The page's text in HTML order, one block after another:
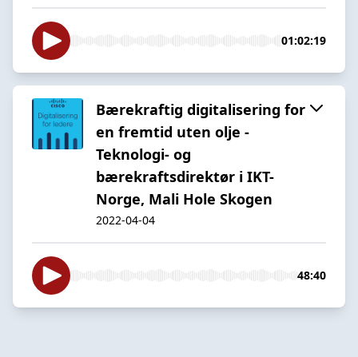
01:02:19
Bærekraftig digitalisering for
en fremtid uten olje -
Teknologi- og
bærekraftsdirektør i IKT-
Norge, Mali Hole Skogen
2022-04-04
48:40